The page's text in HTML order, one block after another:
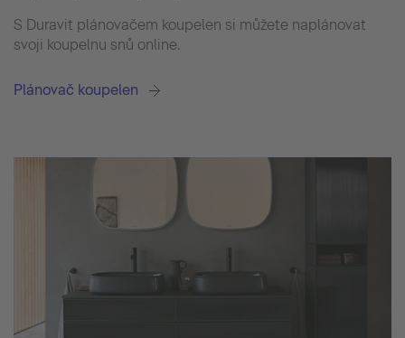
S Duravit plánovačem koupelen si můžete naplánovat
svoji koupelnu snů online.
Plánovač koupelen